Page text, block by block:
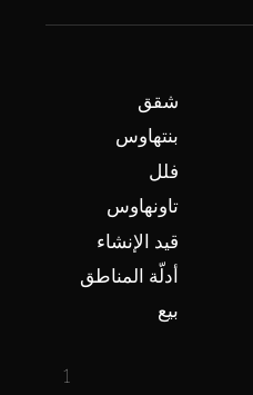
شقق
بنتهاوس
فلل
تاونهاوس
قيد الإنشاء
أدلّة المناطق
بيع
1